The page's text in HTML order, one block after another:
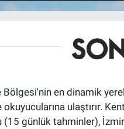
Bölgesi'nin en dinamik
okuyucularına ulaştırır.
(15 günlük tahminler),